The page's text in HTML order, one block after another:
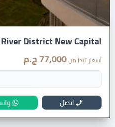
River District New Capital
أسعار تبدأ من77,000 ج.م
اتصل